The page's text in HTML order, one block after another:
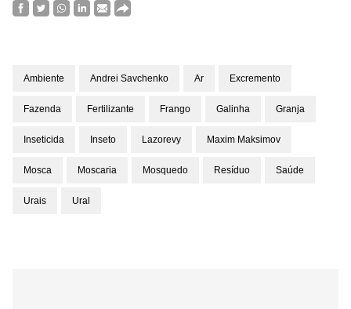
Ambiente Andrei Savchenko Ar Excremento
Fazenda Fertilizante Frango Galinha Granja
Inseticida Inseto Lazorevy Maxim Maksimov
Mosca Moscaria Mosquedo Resíduo Saúde
Urais Ural